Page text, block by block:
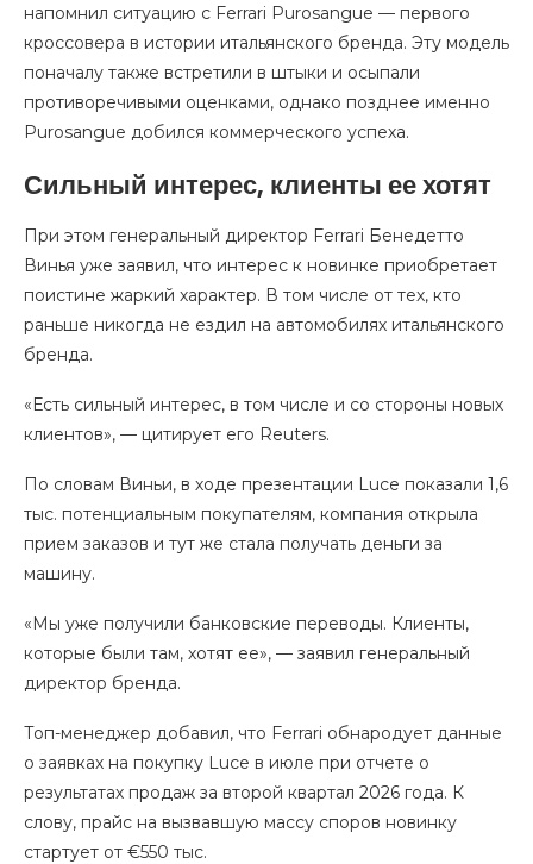
напомнил ситуацию с Ferrari Purosangue — первого
кроссовера в истории итальянского бренда. Эту модель
поначалу также встретили в штыки и осыпали
противоречивыми оценками, однако позднее именно
Purosangue добился коммерческого успеха.
Сильный интерес, клиенты ее хотят
При этом генеральный директор Ferrari Бенедетто
Винья уже заявил, что интерес к новинке приобретает
поистине жаркий характер. В том числе от тех, кто
раньше никогда не ездил на автомобилях итальянского
бренда.
«Есть сильный интерес, в том числе и со стороны новых
клиентов», — цитирует его Reuters.
По словам Виньи, в ходе презентации Luce показали 1,6
тыс. потенциальным покупателям, компания открыла
прием заказов и тут же стала получать деньги за
машину.
«Мы уже получили банковские переводы. Клиенты,
которые были там, хотят ее», — заявил генеральный
директор бренда.
Топ-менеджер добавил, что Ferrari обнародует данные
о заявках на покупку Luce в июле при отчете о
результатах продаж за второй квартал 2026 года. К
слову, прайс на вызвавшую массу споров новинку
стартует от €550 тыс.